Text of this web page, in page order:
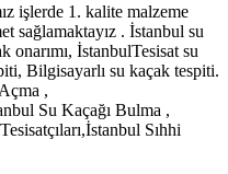
işlerde 1. kalite malzeme
sağlamaktayız . İstanbul su
onarımı, İstanbulTesisat su
Bilgisayarlı su kaçak tespiti.
,
Su Kaçağı Bulma ,
Sıhhi